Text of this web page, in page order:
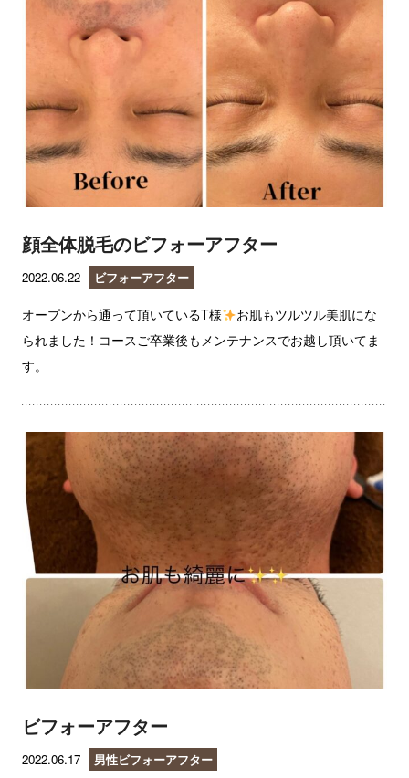
顔全体脱毛のビフォーアフター
2022.06.22 ビフォーアフター
オープンから通って頂いているT様
お肌もツルツル美肌にな
られました！コースご卒業後もメンテナンスでお越し頂いてま
す。
ビフォーアフター
2022.06.17 男性ビフォーアフター